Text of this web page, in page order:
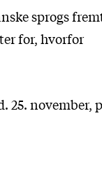
sprogs
for, hvorfor
november,